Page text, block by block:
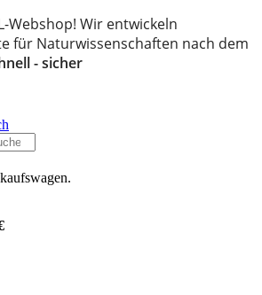
Webshop! Wir entwickeln
für Naturwissenschaften nach dem
- sicher